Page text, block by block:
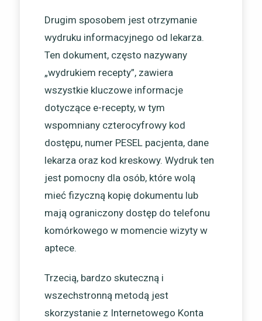
Drugim sposobem jest otrzymanie
wydruku informacyjnego od lekarza.
Ten dokument, często nazywany
„wydrukiem recepty”, zawiera
wszystkie kluczowe informacje
dotyczące e-recepty, w tym
wspomniany czterocyfrowy kod
dostępu, numer PESEL pacjenta, dane
lekarza oraz kod kreskowy. Wydruk ten
jest pomocny dla osób, które wolą
mieć fizyczną kopię dokumentu lub
mają ograniczony dostęp do telefonu
komórkowego w momencie wizyty w
aptece.
Trzecią, bardzo skuteczną i
wszechstronną metodą jest
skorzystanie z Internetowego Konta